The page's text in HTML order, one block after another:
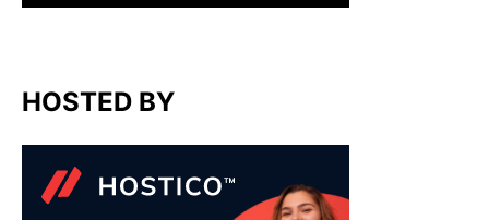
HOSTED BY